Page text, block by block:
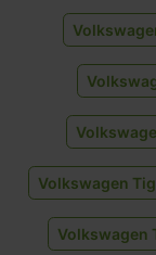
Volkswagen
Volkswagen